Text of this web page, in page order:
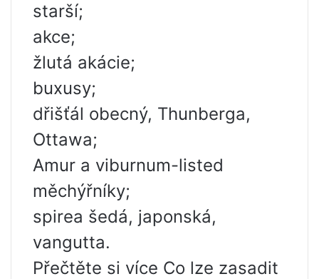
starší;
akce;
žlutá akácie;
buxusy;
dřišťál obecný, Thunberga,
Ottawa;
Amur a viburnum-listed
měchýřníky;
spirea šedá, japonská,
vangutta.
Přečtěte si více Co lze zasadit